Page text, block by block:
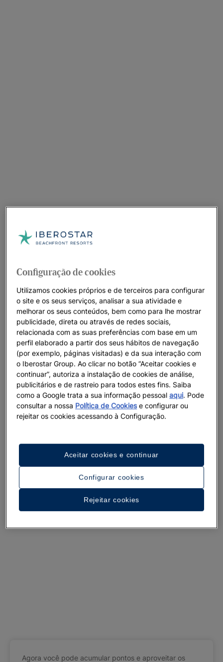
Um passeio pelo hotel
Ver 32 imagens e vídeos
Agora você pode acumular pontos e aproveitar os
Configuração de cookies
Utilizamos cookies próprios e de terceiros para configurar
o site e os seus serviços, analisar a sua atividade e
melhorar os seus conteúdos, bem como para lhe mostrar
publicidade, direta ou através de redes sociais,
relacionada com as suas preferências com base em um
perfil elaborado a partir dos seus hábitos de navegação
(por exemplo, páginas visitadas) e da sua interação com
o Iberostar Group. Ao clicar no botão “Aceitar cookies e
continuar”, autoriza a instalação de cookies de análise,
publicitários e de rastreio para todos estes fins. Saiba
como a Google trata a sua informação pessoalaqui. Pode
consultar a nossa Política de Cookiese configurar ou
rejeitar os cookies acessando à Configuração.
Configurar cookies
Rejeitar cookies
Aceitar cookies e continuar